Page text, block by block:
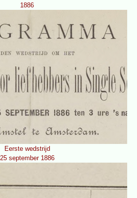
1886
Eerste wedstrijd
25 september 1886